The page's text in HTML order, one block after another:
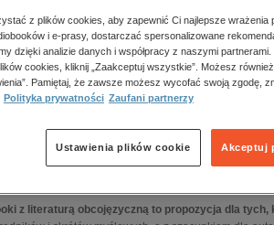
polityka, społeczno-informacyjne
psychologiczne
inne
popularno-naukowe
historia
zdrowie
obcojęzyczna –
w oryginale to coś znacznie więcej niż zwykły
każde słowo, każda struktura zdania niesie w
z literaturą obcojęzyczną to propozycja dla
z plików cookies, aby zapewnić Ci najlepsze wrażenia
i e-prasy, dostarczać spersonalizowane
dzięki analizie danych i współpracy z naszymi
cookies, kliknij „Zaakceptuj wszystkie”. Możesz
Pamiętaj, że zawsze możesz wycofać swoją zgodę,
Polityka prywatności Zaufani partnerzy
Akceptuj
Ustawienia plików cookie